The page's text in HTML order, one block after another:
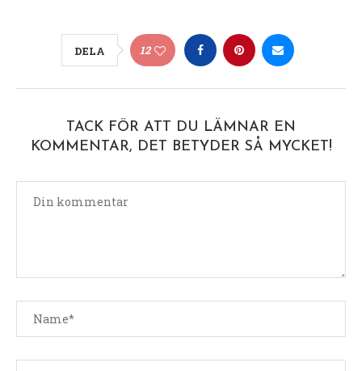
DELA 12
TACK FÖR ATT DU LÄMNAR EN
KOMMENTAR, DET BETYDER SÅ MYCKET!